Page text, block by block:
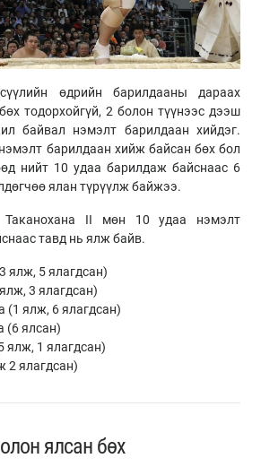
өдрийн барилдааны дараах
тодорхойгүй, 2 болон түүнээс дээш
байвал нэмэлт барилдаан хийдэг.
барилдаан хийж байсан бөх бол
нийт 10 удаа барилдаж байснаас 6
ялан түрүүлж байжээ.
Таканохана II мөн 10 удаа нэмэлт
тавд нь ялж байв.
ялж, 5 ялагдсан)
3 ялагдсан)
(1 ялж, 6 ялагдсан)
(6 ялсан)
ялж, 1 ялагдсан)
2 ялагдсан)
ялсан бөх